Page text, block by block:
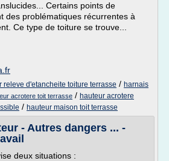
Certains points de
des problématiques récurrentes à
Ce type de toiture se trouve...
releve d'etancheite toiture terrasse / harnais
acrotere toit terrasse / hauteur acrotere
/ hauteur maison toit terrasse
- Autres dangers ... -
deux situations :